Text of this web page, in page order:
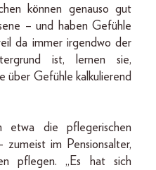
können genauso gut
– und haben Gefühle
da immer irgendwo der
ist, lernen sie,
über Gefühle kalkulierend
etwa die pflegerischen
im Pensionsalter,
pflegen. „Es hat sich